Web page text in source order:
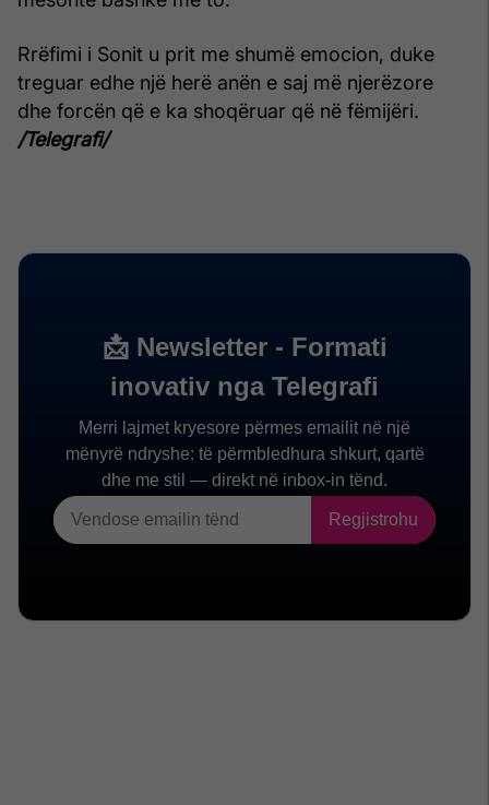
Rrëfimi i Sonit u prit me shumë emocion, duke
treguar edhe një herë anën e saj më njerëzore
dhe forcën që e ka shoqëruar që në fëmijëri.
/Telegrafi/